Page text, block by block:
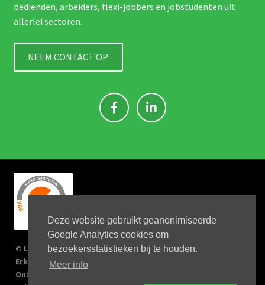
Deze website gebruikt geanonimiseerde
Google Analytics cookies om
bezoekersstatistieken bij te houden.
Meer info
bedienden, arbeiders, flexi-jobbers en jobstudenten uit
allerlei sectoren.
NEEM CONTACT OP
© Link 4 Jobs 2023
Erkenningsnr: 2167/U
Onze verplichtingen